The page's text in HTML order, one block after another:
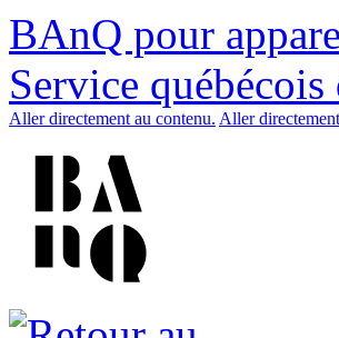
BAnQ pour
Service
Aller directement au contenu. Aller